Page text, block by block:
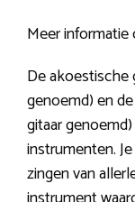
Meer
De
genoemd) en
gitaar
instrumenten.
zingen van